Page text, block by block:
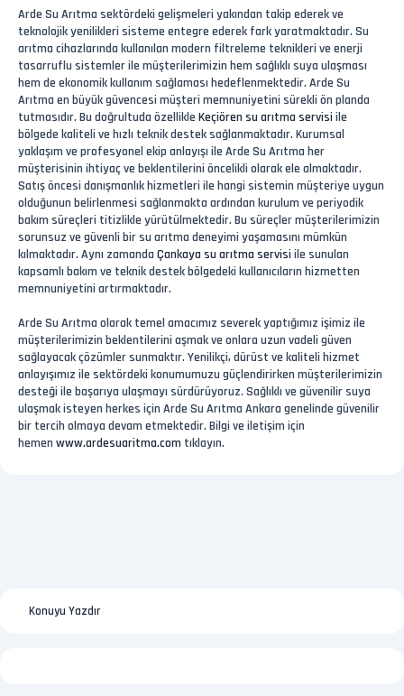
Arde Su Arıtma sektördeki gelişmeleri yakından takip ederek ve
teknolojik yenilikleri sisteme entegre ederek fark yaratmaktadır. Su
arıtma cihazlarında kullanılan modern filtreleme teknikleri ve enerji
tasarruflu sistemler ile müşterilerimizin hem sağlıklı suya ulaşması
hem de ekonomik kullanım sağlaması hedeflenmektedir. Arde Su
Arıtma en büyük güvencesi müşteri memnuniyetini sürekli ön planda
tutmasıdır. Bu doğrultuda özellikle Keçiören su arıtma servisi ile
bölgede kaliteli ve hızlı teknik destek sağlanmaktadır. Kurumsal
yaklaşım ve profesyonel ekip anlayışı ile Arde Su Arıtma her
müşterisinin ihtiyaç ve beklentilerini öncelikli olarak ele almaktadır.
Satış öncesi danışmanlık hizmetleri ile hangi sistemin müşteriye uygun
olduğunun belirlenmesi sağlanmakta ardından kurulum ve periyodik
bakım süreçleri titizlikle yürütülmektedir. Bu süreçler müşterilerimizin
sorunsuz ve güvenli bir su arıtma deneyimi yaşamasını mümkün
kılmaktadır. Aynı zamanda Çankaya su arıtma servisi ile sunulan
kapsamlı bakım ve teknik destek bölgedeki kullanıcıların hizmetten
memnuniyetini artırmaktadır.
Arde Su Arıtma olarak temel amacımız severek yaptığımız işimiz ile
müşterilerimizin beklentilerini aşmak ve onlara uzun vadeli güven
sağlayacak çözümler sunmaktır. Yenilikçi, dürüst ve kaliteli hizmet
anlayışımız ile sektördeki konumumuzu güçlendirirken müşterilerimizin
desteği ile başarıya ulaşmayı sürdürüyoruz. Sağlıklı ve güvenilir suya
ulaşmak isteyen herkes için Arde Su Arıtma Ankara genelinde güvenilir
bir tercih olmaya devam etmektedir. Bilgi ve iletişim için
hemen www.ardesuaritma.com tıklayın.
Konuyu Yazdır